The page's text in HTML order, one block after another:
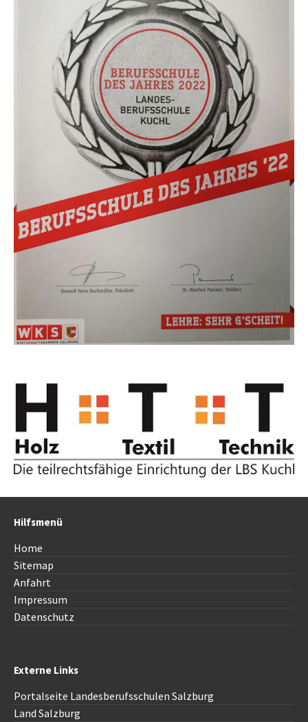
Hilfsmenü
Home
Sitemap
Anfahrt
Impressum
Datenschutz
Externe Links
Portalseite Landesberufsschulen Salzburg
Land Salzburg